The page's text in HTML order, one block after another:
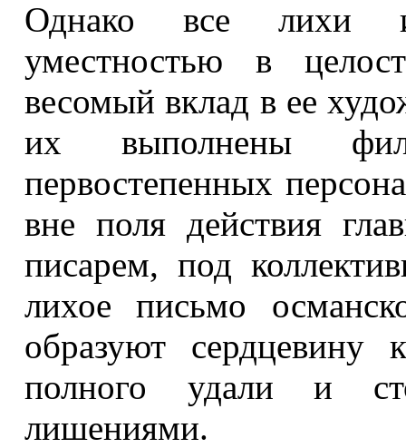
Однако все лихи и
уместностью в
весомый вклад в ее
их выполнены
первостепенных
вне поля действия
писарем, под
лихое письмо
образуют сердцевину
полного удали и
лишениями.